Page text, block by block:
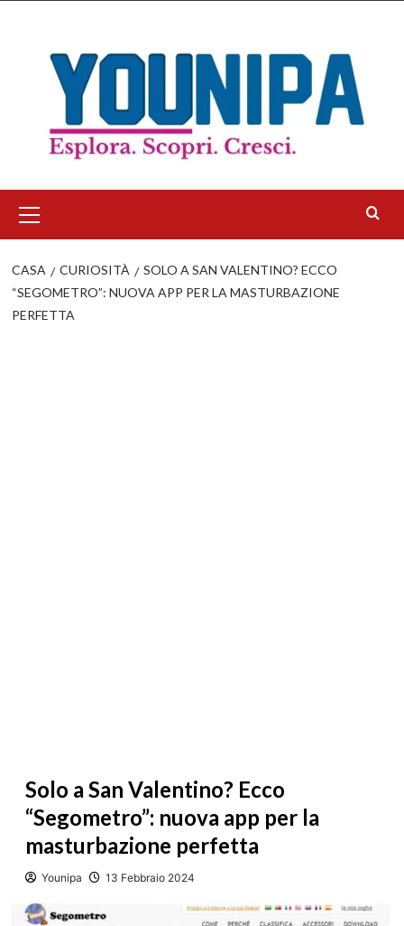
contenuto
principale
CASA CURIOSITÀ
SOLO A SAN VALENTINO? ECCO
“SEGOMETRO”: NUOVA APP PER LA MASTURBAZIONE
PERFETTA
Solo a San Valentino? Ecco
“Segometro”: nuova app per la
masturbazione perfetta
Younipa 13 Febbraio 2024